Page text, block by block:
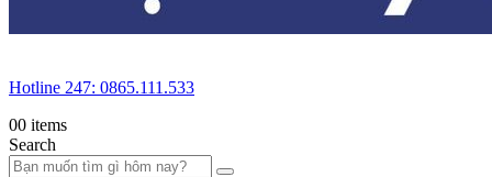
Hotline 247: 0865.111.533
00 items
Search